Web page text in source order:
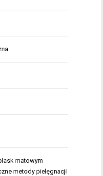
matowym
metody pielęgnacji